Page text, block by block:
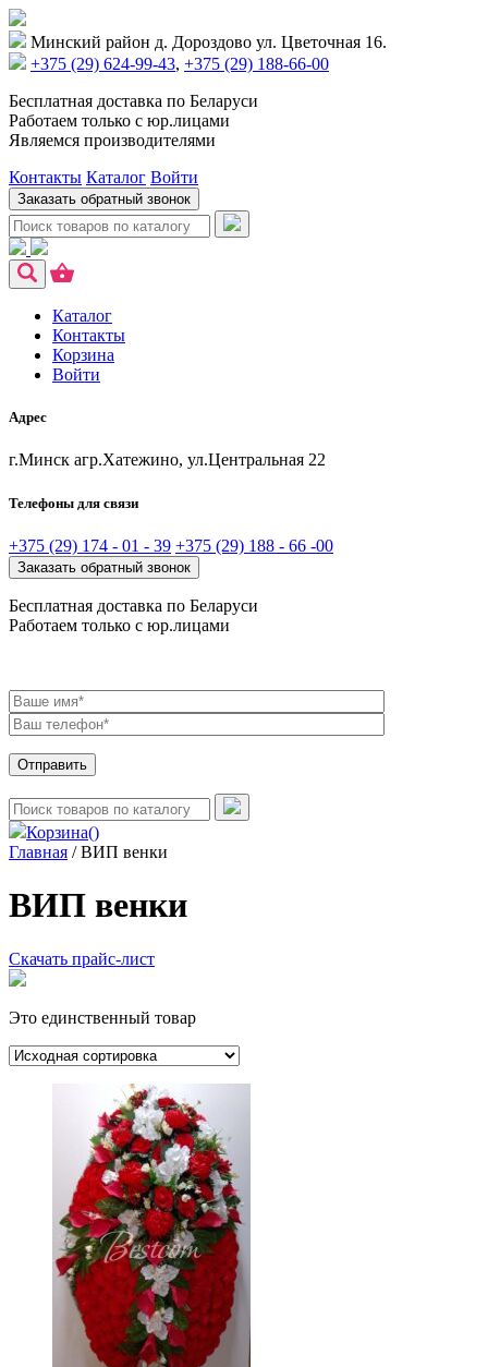
Минский район д. Дороздово ул. Цветочная 16.
+375 (29) 624-99-43, +375 (29) 188-66-00
Бесплатная доставка по Беларуси
Работаем только с юр.лицами
Являемся производителями
Контакты Каталог Войти
Заказать обратный звонок
Каталог
Контакты
Корзина
Войти
Адрес
г.Минск агр.Хатежино, ул.Центральная 22
Телефоны для связи
+375 (29) 174 - 01 - 39 +375 (29) 188 - 66 -00
Заказать обратный звонок
Бесплатная доставка по Беларуси
Работаем только с юр.лицами
Корзина()
Главная / ВИП венки
ВИП венки
Скачать прайс-лист
Это единственный товар